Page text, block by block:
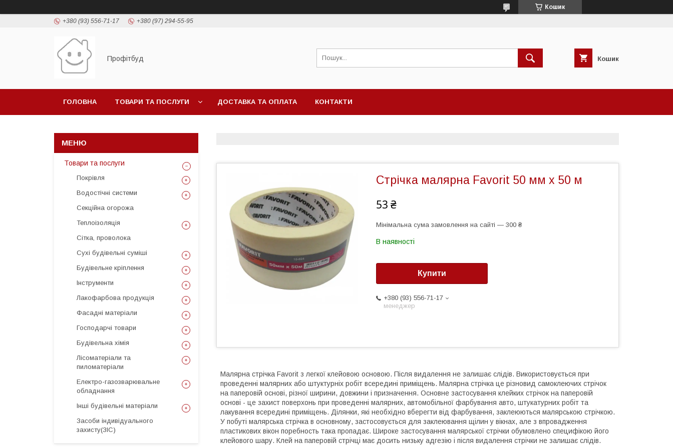
Кошик
+380 (93) 556-71-17 +380 (97) 294-55-95
Профітбуд Кошик
ГОЛОВНА ТОВАРИ ТА ПОСЛУГИ ДОСТАВКА ТА ОПЛАТА КОНТАКТИ
Стрічка малярна Favorit 50 мм х 50 м
53 ₴
Мінімальна сума замовлення на сайті — 300 ₴
В наявності
Купити
+380 (93) 556-71-17
менеджер
Малярна стрічка Favorit з легкої клейовою основою. Після видалення не залишає слідів. Використовується при
проведенні малярних або штуктурніх робіт всередині приміщень. Малярна стрічка це різновид самоклеючих стрічок
на паперовій основі, різної ширини, довжини і призначення. Основне застосування клейких стрічок на паперовій
основі - це захист поверхонь при проведенні малярних, автомобільної фарбування авто, штукатурних робіт та
лакування всередині приміщень. Ділянки, які необхідно вберегти від фарбування, заклеюються малярською стрічкою.
У побуті малярська стрічка в основному, застосовується для заклеювання щілин у вікнах, але з впровадження
пластикових вікон поребность така пропадає. Широке застосування малярської стрічки обумовлено специфікою його
клейового шару. Клей на паперовій стрічці має досить низьку адгезію і після видалення стрічки не залишає слідів.
Товари та послуги
Покрівля
Водостічні системи
Секційна огорожа
Теплоізоляція
Сітка, проволока
Сухі будівельні суміші
Будівельне кріплення
Інструменти
Лакофарбова продукція
Фасадні матеріали
Господарчі товари
Будівельна хімія
Лісоматеріали та
пиломатеріали
Електро-газозварювальне
обладнання
Інші будівельні матеріали
Засоби індивідуального
захисту(ЗІС)